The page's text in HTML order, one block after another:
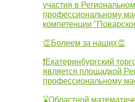
участия в
профессиональному
компетенции
👏Болеем за наших👏
❗Екатеринбургский
является площадкой
профессиональному
⌛Областной